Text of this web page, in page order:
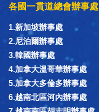
各國一貫道總會辦事處
1.新加坡辦事處
2.尼泊爾辦事處
3.韓國辦事處
4.加拿大溫哥華辦事處
5.加拿大多倫多辦事處
6.越南北區河內辦事處